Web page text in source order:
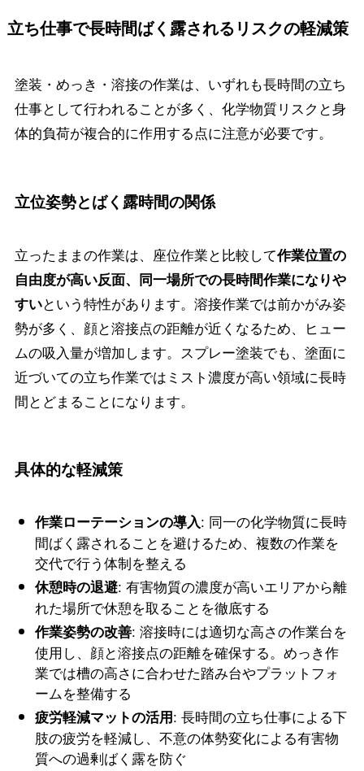
立ち仕事で長時間ばく露されるリスクの軽減策
塗装・めっき・溶接の作業は、いずれも長時間の立ち
仕事として行われることが多く、化学物質リスクと身
体的負荷が複合的に作用する点に注意が必要です。
立位姿勢とばく露時間の関係
立ったままの作業は、座位作業と比較して作業位置の
自由度が高い反面、同一場所での長時間作業になりや
すいという特性があります。溶接作業では前かがみ姿
勢が多く、顔と溶接点の距離が近くなるため、ヒュー
ムの吸入量が増加します。スプレー塗装でも、塗面に
近づいての立ち作業ではミスト濃度が高い領域に長時
間とどまることになります。
具体的な軽減策
作業ローテーションの導入: 同一の化学物質に長時
間ばく露されることを避けるため、複数の作業を
交代で行う体制を整える
休憩時の退避: 有害物質の濃度が高いエリアから離
れた場所で休憩を取ることを徹底する
作業姿勢の改善: 溶接時には適切な高さの作業台を
使用し、顔と溶接点の距離を確保する。めっき作
業では槽の高さに合わせた踏み台やプラットフォ
ームを整備する
疲労軽減マットの活用: 長時間の立ち仕事による下
肢の疲労を軽減し、不意の体勢変化による有害物
質への過剰ばく露を防ぐ